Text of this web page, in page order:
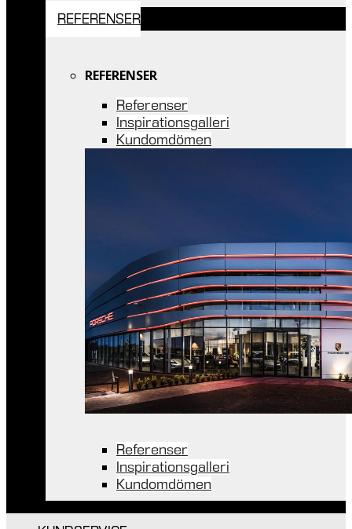
REFERENSER
REFERENSER
Referenser
Inspirationsgalleri
Kundomdömen
Referenser
Inspirationsgalleri
Kundomdömen